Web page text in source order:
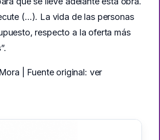
(…). La vida de las personas
respecto a la oferta más
| Fuente original: ver